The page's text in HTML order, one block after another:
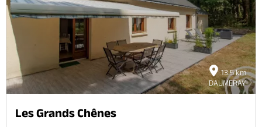
13.5 km
DAUMERAY
Les Grands Chênes